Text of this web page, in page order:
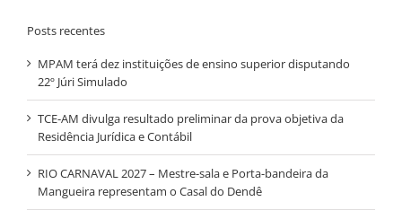
Posts recentes
MPAM terá dez instituições de ensino superior disputando
22º Júri Simulado
TCE-AM divulga resultado preliminar da prova objetiva da
Residência Jurídica e Contábil
RIO CARNAVAL 2027 – Mestre-sala e Porta-bandeira da
Mangueira representam o Casal do Dendê